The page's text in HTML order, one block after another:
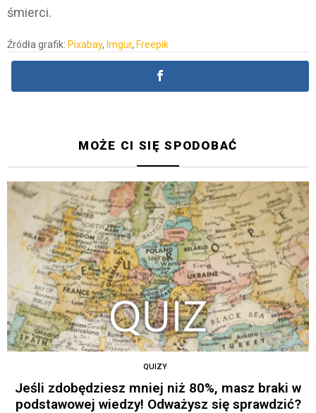
śmierci.
Źródła grafik: Pixabay, Imgur, Freepik
MOŻE CI SIĘ SPODOBAĆ
QUIZY
Jeśli zdobędziesz mniej niż 80%, masz braki w
podstawowej wiedzy! Odważysz się sprawdzić?